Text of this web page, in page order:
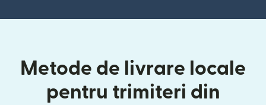
Metode de livrare locale
pentru trimiteri din